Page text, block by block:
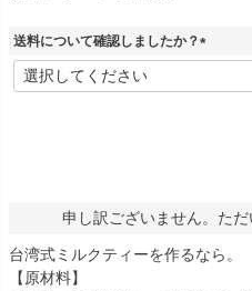
送料について確認しましたか？
(
申し訳ございません。ただ
台湾式ミルクティーを作るなら。
【原材料】